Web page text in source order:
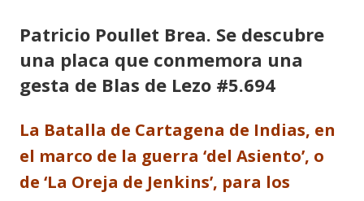
Patricio Poullet Brea. Se descubre
una placa que conmemora una
gesta de Blas de Lezo #5.694
La Batalla de Cartagena de Indias, en
el marco de la guerra ‘del Asiento’, o
de ‘La Oreja de Jenkins’, para los